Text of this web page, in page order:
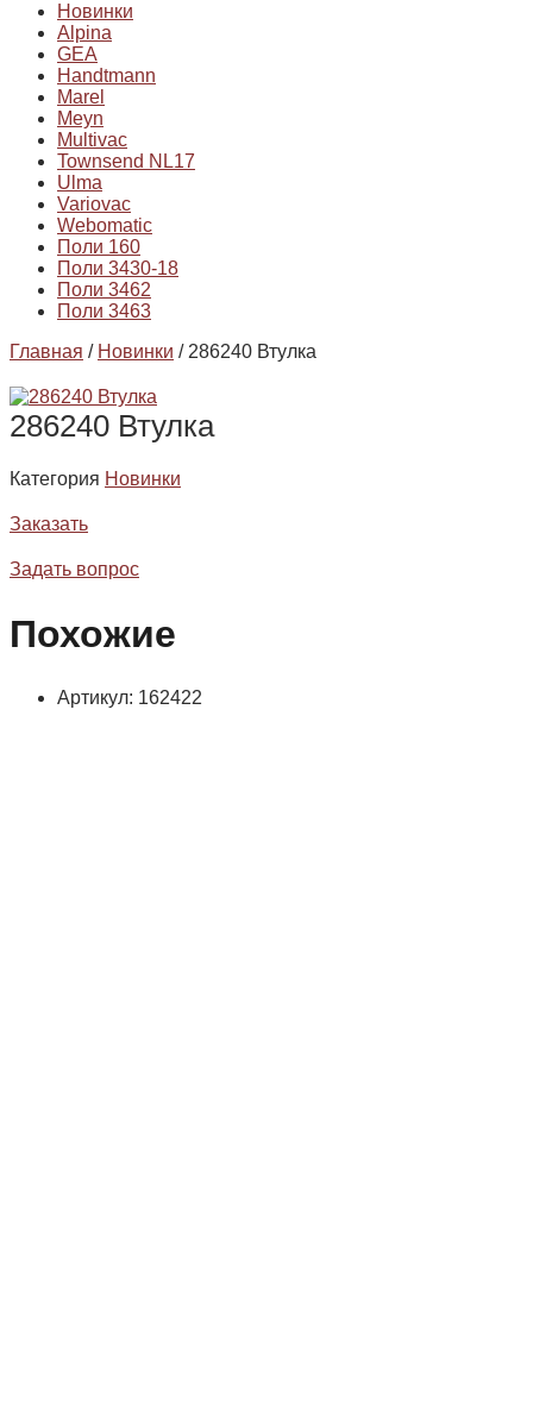
Новинки
Alpina
GEA
Handtmann
Marel
Meyn
Multivac
Townsend NL17
Ulma
Variovac
Webomatic
Поли 160
Поли 3430-18
Поли 3462
Поли 3463
Главная / Новинки / 286240 Втулка
286240 Втулка
Категория Новинки
Заказать
Задать вопрос
Похожие
Артикул: 162422